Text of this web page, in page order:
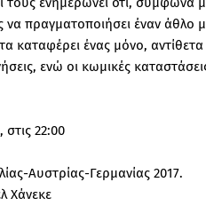
πραγματοποιήσει έναν άθλο
καταφέρει ένας μόνο,
ενώ οι κωμικές
22:00
Αυστρίας-Γερμανίας 2017.
Χάνεκε